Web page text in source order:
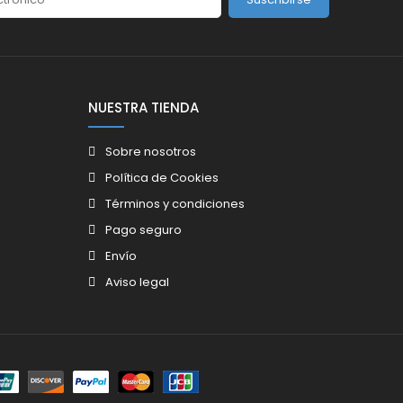
NUESTRA TIENDA
Sobre nosotros
Política de Cookies
Términos y condiciones
Pago seguro
Envío
Aviso legal